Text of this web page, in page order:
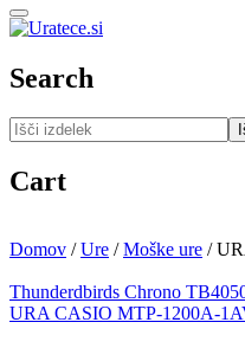
Search
Cart
Domov / Ure / Moške ure /
Thunderdbirds Chrono
URA CASIO MTP-1200A-